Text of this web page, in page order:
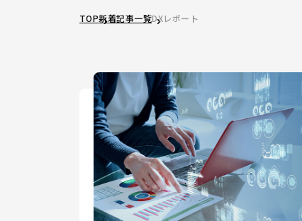
TOP新着記事一覧DXレポート